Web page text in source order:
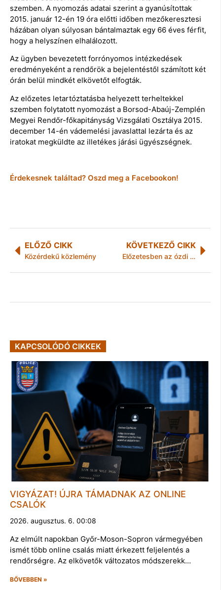
szemben. A nyomozás adatai szerint a gyanúsítottak
2015. január 12-én 19 óra előtti időben mezőkeresztesi
házában olyan súlyosan bántalmaztak egy 66 éves férfit,
hogy a helyszínen elhalálozott.
Az ügyben bevezetett forrónyomos intézkedések
eredményeként a rendőrök a bejelentéstől számított két
órán belül mindkét elkövetőt elfogták.
Az előzetes letartóztatásba helyezett terheltekkel
szemben folytatott nyomozást a Borsod-Abaúj-Zemplén
Megyei Rendőr-főkapitányság Vizsgálati Osztálya 2015.
december 14-én vádemelési javaslattal lezárta és az
iratokat megküldte az illetékes járási ügyészségnek.
Érdekesnek találtad? Oszd meg a Facebookon!
ELŐZŐ CIKK
Közérdekű közlemény
KÖVETKEZŐ CIKK
Előzetesben az ózdi autótolvajok
KAPCSOLÓDÓ CIKKEK
VIGYÁZAT! ÚJRA TÁMADNAK AZ ONLINE
CSALÓK
2026. augusztus. 6. 00:08
Az elmúlt napokban Győr-Moson-Sopron vármegyében
ismét több online csalás miatt érkezett feljelentés a
rendőrségre. Az elkövetők változatos módszerekk…
BŐVEBBEN »